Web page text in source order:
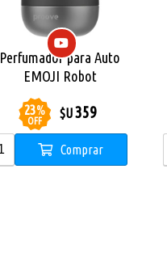
Perfumador para Auto
EMOJI Robot
23%
OFF
$U359
Comprar